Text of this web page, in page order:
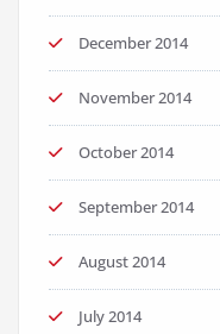
December 2014
November 2014
October 2014
September 2014
August 2014
July 2014